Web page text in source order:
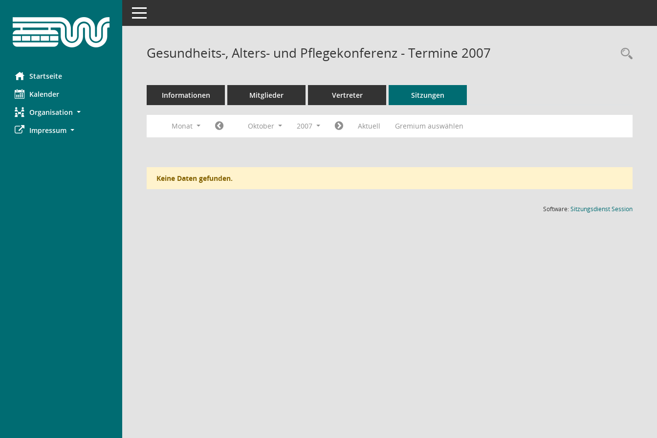
Startseite
Kalender
Organisation
Impressum
Toggle navigation
Gesundheits-, Alters- und Pflegekonferenz - Termine 2007
Informationen Mitglieder Vertreter Sitzungen
Monat Oktober 2007 Aktuell Gremium auswählen
Keine Daten gefunden.
Software:SitzungsdienstSession(Wird in